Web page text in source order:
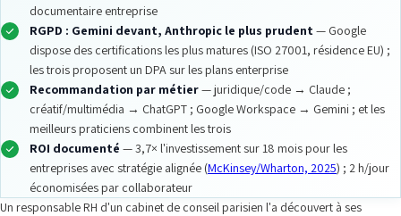
documentaire entreprise
RGPD : Gemini devant, Anthropic le plus prudent— Google
dispose des certifications les plus matures (ISO 27001, résidence EU) ;
les trois proposent un DPA sur les plans enterprise
Recommandation par métier— juridique/code → Claude ;
créatif/multimédia → ChatGPT ; Google Workspace → Gemini ; et les
meilleurs praticiens combinent les trois
ROI documenté — 3,7× l'investissement sur 18 mois pour les
entreprises avec stratégie alignée (McKinsey/Wharton, 2025) ; 2 h/jour
économisées par collaborateur
Un responsable RH d'un cabinet de conseil parisien l'a découvert à ses